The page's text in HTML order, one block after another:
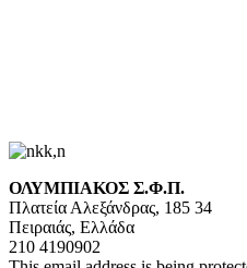
ΟΛΥΜΠΙΑΚΟΣ Σ.Φ.Π.
Πλατεία Αλεξάνδρας, 185 34
Πειραιάς, Ελλάδα
210 4190902